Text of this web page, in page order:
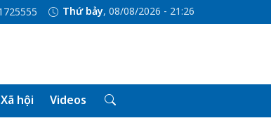
Thứ bảy, 08/08/2026 - 21:26
Xã hội Videos